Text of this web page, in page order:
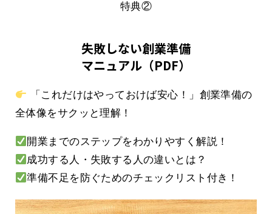
特典②
失敗しない創業準備
マニュアル（PDF）
「これだけはやっておけば安心！」創業準備の
全体像をサクッと理解！
開業までのステップをわかりやすく解説！
成功する人・失敗する人の違いとは？
準備不足を防ぐためのチェックリスト付き！